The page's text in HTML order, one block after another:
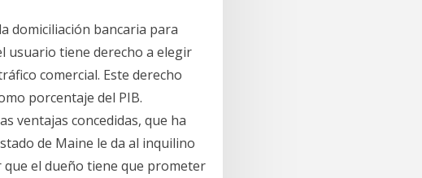
domiciliación bancaria para
usuario tiene derecho a elegir
comercial. Este derecho
porcentaje del PIB.
ventajas concedidas, que ha
de Maine le da al inquilino
el dueño tiene que prometer